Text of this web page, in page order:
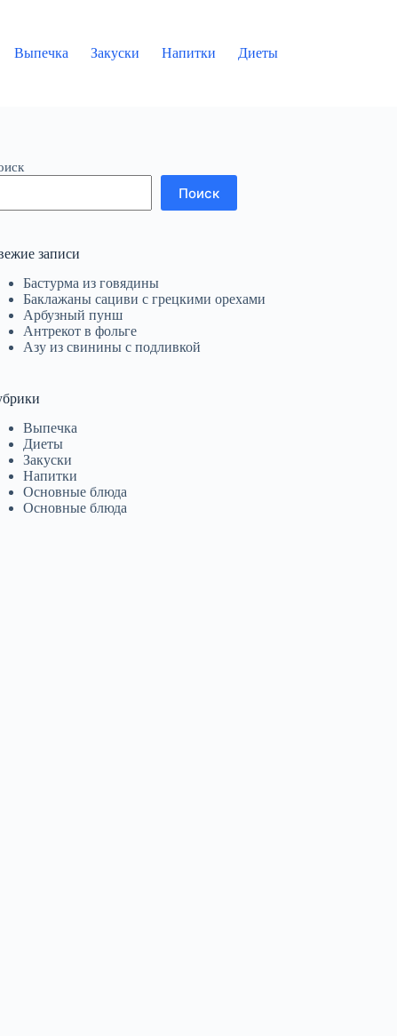
Выпечка Закуски Напитки Диеты
Поиск
записи
Бастурма из говядины
Баклажаны сациви с грецкими орехами
Арбузный пунш
Антрекот в фольге
Азу из свинины с подливкой
Выпечка
Диеты
Закуски
Напитки
Основные блюда
Основные блюда